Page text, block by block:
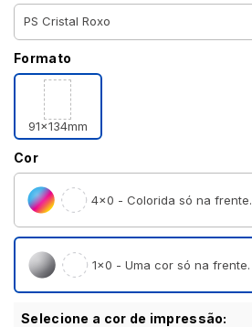
Formato
91x134mm
Cor
4×0 - Colorida só na frente.
1×0 - Uma cor só na frente.
Selecione a cor de impressão: